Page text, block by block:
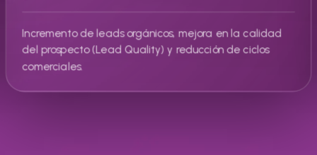
Incremento de leads orgánicos, mejora en la calidad
del prospecto (Lead Quality) y reducción de ciclos
comerciales.